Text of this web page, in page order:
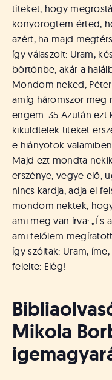
titeket, hogy
könyörögtem érted,
azért, ha majd
így válaszolt: Uram,
börtönbe, akár a
Mondom neked,
amíg háromszor meg
engem. 35 Azután
kiküldtelek titeket
e hiányotok
Majd ezt mondta
erszénye, vegye elő,
nincs kardja, adja el
mondom nektek,
ami meg van írva: „És
ami felőlem
így szóltak: Uram,
felelte: Elég!
Mikola